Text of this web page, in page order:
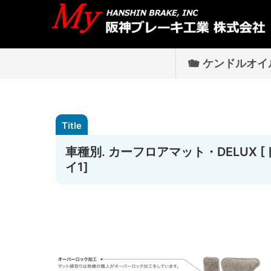
ケンドルオイ
車種別. カーフロアマット・DELUX
イ1]